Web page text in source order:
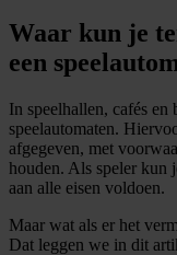
Waar kun je
een
In speelhallen, cafés en
speelautomaten.
afgegeven, met
houden. Als speler kun
aan alle eisen voldoen.
Maar wat als er het
Dat leggen we in dit